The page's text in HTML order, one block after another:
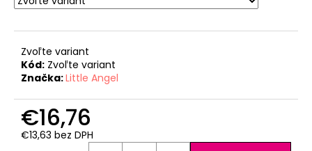
Zvoľte variant
Kód: Zvoľte variant
Značka:Little Angel
€16,76
€13,63 bez DPH